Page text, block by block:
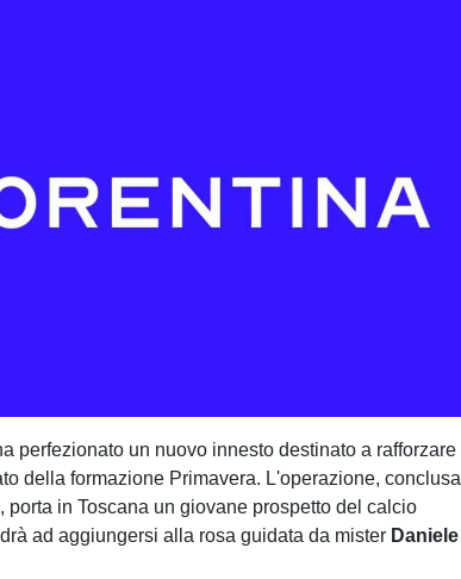
perfezionato un nuovo innesto destinato a rafforzare
della formazione Primavera. L'operazione, conclusa
porta in Toscana un giovane prospetto del calcio
ad aggiungersi alla rosa guidata da mister Daniele